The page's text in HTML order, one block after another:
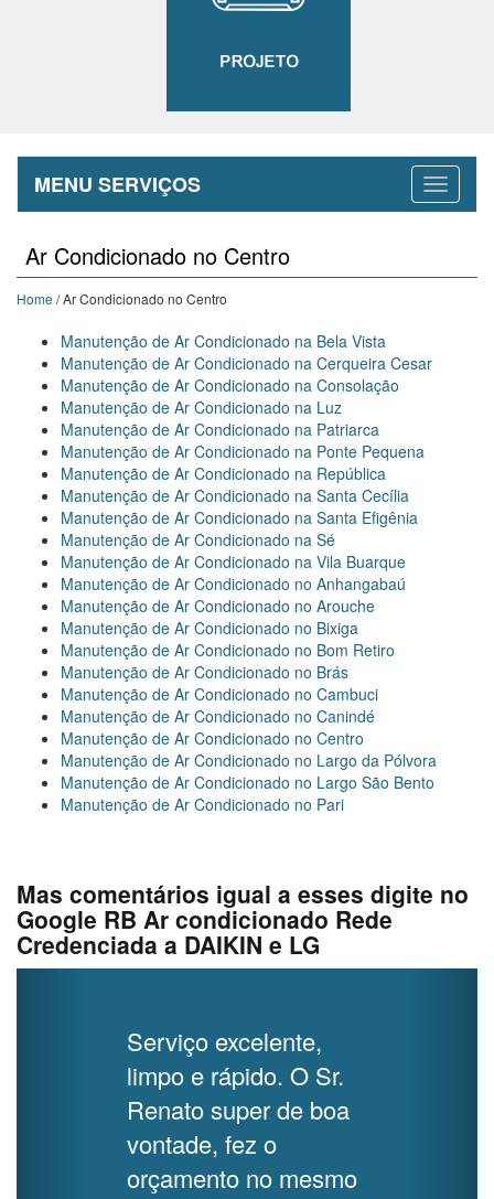
MENU SERVIÇOS
Ar Condicionado no Centro
Home / Ar Condicionado no Centro
Manutenção de Ar Condicionado na Bela Vista
Manutenção de Ar Condicionado na Cerqueira Cesar
Manutenção de Ar Condicionado na Consolação
Manutenção de Ar Condicionado na Luz
Manutenção de Ar Condicionado na Patriarca
Manutenção de Ar Condicionado na Ponte Pequena
Manutenção de Ar Condicionado na República
Manutenção de Ar Condicionado na Santa Cecília
Manutenção de Ar Condicionado na Santa Efigênia
Manutenção de Ar Condicionado na Sé
Manutenção de Ar Condicionado na Vila Buarque
Manutenção de Ar Condicionado no Anhangabaú
Manutenção de Ar Condicionado no Arouche
Manutenção de Ar Condicionado no Bixiga
Manutenção de Ar Condicionado no Bom Retiro
Manutenção de Ar Condicionado no Brás
Manutenção de Ar Condicionado no Cambuci
Manutenção de Ar Condicionado no Canindé
Manutenção de Ar Condicionado no Centro
Manutenção de Ar Condicionado no Largo da Pólvora
Manutenção de Ar Condicionado no Largo São Bento
Manutenção de Ar Condicionado no Pari
Mas comentários igual a esses digite no
Google RB Ar condicionado Rede
Credenciada a DAIKIN e LG
Serviço excelente,
limpo e rápido. O Sr.
Renato super de boa
vontade, fez o
orçamento no mesmo